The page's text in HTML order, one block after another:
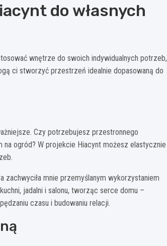
do własnych
wnętrze do swoich indywidualnych potrzeb,
ci stworzyć przestrzeń idealnie dopasowaną do
Czy potrzebujesz przestronnego
ogród? W projekcie Hiacynt możesz elastycznie
mnie przemyślanym wykorzystaniem
jadalni i salonu, tworząc serce domu –
czasu i budowaniu relacji.